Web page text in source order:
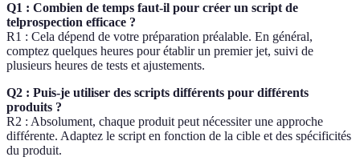
Q1 : Combien de temps faut-il pour créer un script de
telprospection efficace ?
R1 : Cela dépend de votre préparation préalable. En général,
comptez quelques heures pour établir un premier jet, suivi de
plusieurs heures de tests et ajustements.
Q2 : Puis-je utiliser des scripts différents pour différents
produits ?
R2 : Absolument, chaque produit peut nécessiter une approche
différente. Adaptez le script en fonction de la cible et des spécificités
du produit.